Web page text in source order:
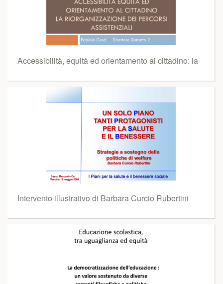
Accessibilità, equità ed orientamento al cittadino: la
Intervento illustrativo di Barbara Curcio Rubertini